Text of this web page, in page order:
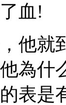
血!
就
為什
表是